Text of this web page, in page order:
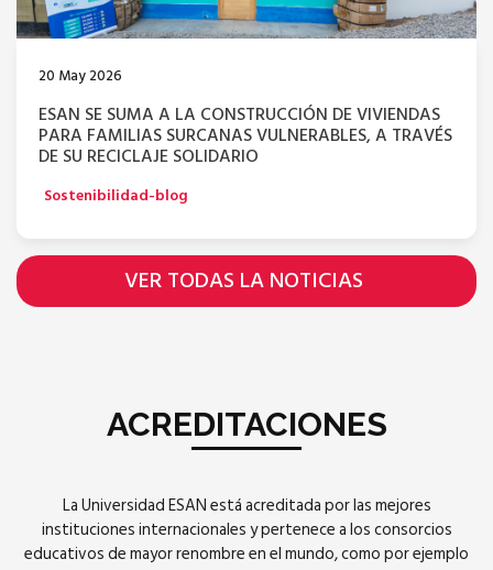
20 May 2026
ESAN SE SUMA A LA CONSTRUCCIÓN DE VIVIENDAS
PARA FAMILIAS SURCANAS VULNERABLES, A TRAVÉS
DE SU RECICLAJE SOLIDARIO
Sostenibilidad-blog
VER TODAS LA NOTICIAS
ACREDITACIONES
La Universidad ESAN está acreditada por las mejores
instituciones internacionales y pertenece a los consorcios
educativos de mayor renombre en el mundo, como por ejemplo